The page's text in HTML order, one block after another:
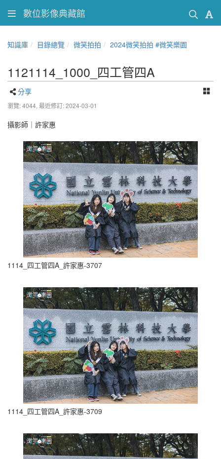
數位影像典藏館
知識庫 目錄總覽 微笑拍拍 2024微笑拍拍 #微笑樂園
1121114_1000_四工管四A
分享
瀏覽: 4044, 最近修訂: 2024-03-01
攝影師｜許家惠
1114_四工管四A_許家惠-3707
1114_四工管四A_許家惠-3709